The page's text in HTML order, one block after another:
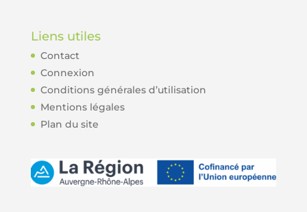
Liens utiles
Contact
Connexion
Conditions générales d’utilisation
Mentions légales
Plan du site